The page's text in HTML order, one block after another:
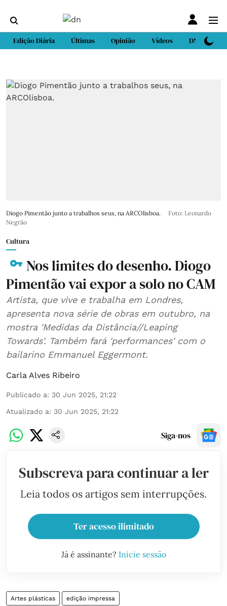
Edição Diária Últimas Opinião Vídeos DN Sport
Diogo Pimentão junto a trabalhos seus, na ARCOlisboa.
Foto: Leonardo
Negrão
Cultura
Nos limites do desenho. Diogo
Pimentão vai expor a solo no CAM
Artista, que vive e trabalha em Londres,
apresenta nova série de obras em outubro, na
mostra 'Medidas da Distância//Leaping
Towards'. Também fará 'performances' com o
bailarino Emmanuel Eggermont.
Carla Alves Ribeiro
Publicado a: 30 Jun 2025, 21:22
Atualizado a: 30 Jun 2025, 21:22
Siga-nos
Subscreva para continuar a ler
Leia todos os artigos sem interrupções.
Ter acesso ilimitado
Já é assinante? Inicie sessão
Artes plásticas edição impressa